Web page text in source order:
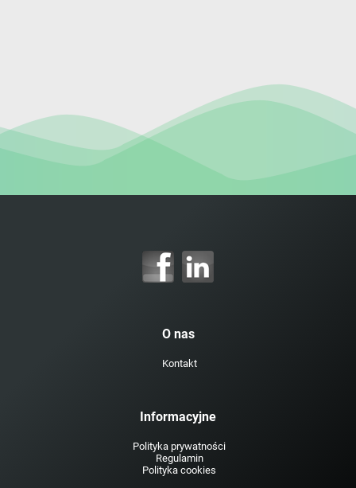
O nas
Kontakt
Informacyjne
Polityka prywatności
Regulamin
Polityka cookies